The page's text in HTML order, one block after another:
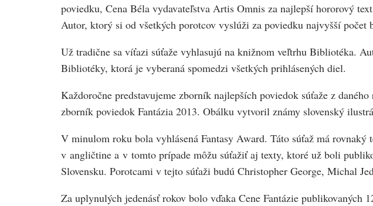
poviedku, Cena Béla vydavateľstva Artis Omnis za najlepší hororový
Autor, ktorý si od všetkých porotcov vyslúži za poviedku najvyšší počet
Už tradične sa víťazi súťaže vyhlasujú na knižnom veľtrhu Bibliotéka.
Bibliotéky, ktorá je vyberaná spomedzi všetkých prihlásených diel.
Každoročne predstavujeme zborník najlepších poviedok súťaže z
zborník poviedok Fantázia 2013. Obálku vytvoril známy slovenský
V minulom roku bola vyhlásená Fantasy Award. Táto súťaž má
v angličtine a v tomto prípade môžu súťažiť aj texty, ktoré už boli
Slovensku. Porotcami v tejto súťaži budú Christopher George, Michal
Za uplynulých jedenásť rokov bolo vďaka Cene Fantázie